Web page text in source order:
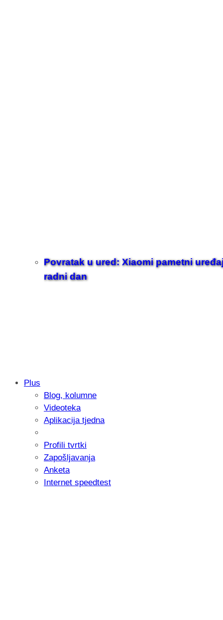
Povratak u ured: Xiaomi pametni
radni dan
Samsung otkrio kako je nastajala
donijelo tanje i izdržljivije preklopne
Plus
Blog, kolumne
Videoteka
Aplikacija tjedna
Profili tvrtki
Zapošljavanja
Anketa
Internet speedtest